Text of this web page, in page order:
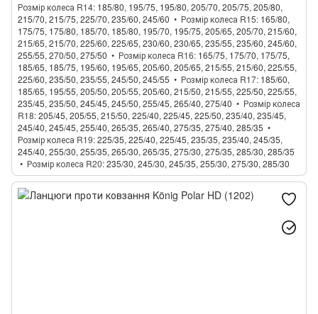
Розмір колеса R14 185/80, 195/75, 195/80, 205/70, 205/75, 205/80,
215/70, 215/75, 225/70, 235/60, 245/60
Розмір колеса R15 165/80,
175/75, 175/80, 185/70, 185/80, 195/70, 195/75, 205/65, 205/70, 215/60,
215/65, 215/70, 225/60, 225/65, 230/60, 230/65, 235/55, 235/60, 245/60,
255/55, 270/50, 275/50
Розмір колеса R16 165/75, 175/70, 175/75,
185/65, 185/75, 195/60, 195/65, 205/60, 205/65, 215/55, 215/60, 225/55,
225/60, 235/50, 235/55, 245/50, 245/55
Розмір колеса R17 185/60,
185/65, 195/55, 205/50, 205/55, 205/60, 215/50, 215/55, 225/50, 225/55,
235/45, 235/50, 245/45, 245/50, 255/45, 265/40, 275/40
Розмір колеса
R18 205/45, 205/55, 215/50, 225/40, 225/45, 225/50, 235/40, 235/45,
245/40, 245/45, 255/40, 265/35, 265/40, 275/35, 275/40, 285/35
Розмір колеса R19 225/35, 225/40, 225/45, 235/35, 235/40, 245/35,
245/40, 255/30, 255/35, 265/30, 265/35, 275/30, 275/35, 285/30, 285/35
Розмір колеса R20 235/30, 245/30, 245/35, 255/30, 275/30, 285/30